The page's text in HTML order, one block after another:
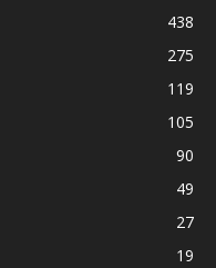
438
275
119
105
90
49
27
19